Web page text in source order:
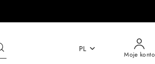
PL
Moje konto